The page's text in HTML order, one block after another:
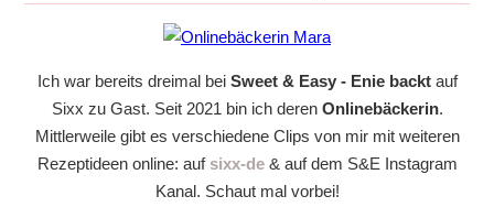
Ich war bereits dreimal bei Sweet & Easy - Enie backtauf
Sixx zu Gast. Seit 2021 bin ich deren Onlinebäckerin.
Mittlerweile gibt es verschiedene Clips von mir mit weiteren
Rezeptideen online: auf sixx-de& auf dem S&E Instagram
Kanal. Schaut mal vorbei!